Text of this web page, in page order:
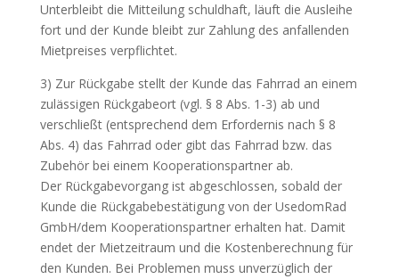
Unterbleibt die Mitteilung schuldhaft, läuft die Ausleihe
fort und der Kunde bleibt zur Zahlung des anfallenden
Mietpreises verpflichtet.
3) Zur Rückgabe stellt der Kunde das Fahrrad an einem
zulässigen Rückgabeort (vgl. § 8 Abs. 1-3) ab und
verschließt (entsprechend dem Erfordernis nach § 8
Abs. 4) das Fahrrad oder gibt das Fahrrad bzw. das
Zubehör bei einem Kooperationspartner ab.
Der Rückgabevorgang ist abgeschlossen, sobald der
Kunde die Rückgabebestätigung von der UsedomRad
GmbH/dem Kooperationspartner erhalten hat. Damit
endet der Mietzeitraum und die Kostenberechnung für
den Kunden. Bei Problemen muss unverzüglich der